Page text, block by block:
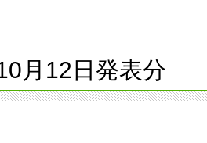
月12日発表分